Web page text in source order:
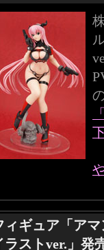
ィギュア「ア
ラストver.」発